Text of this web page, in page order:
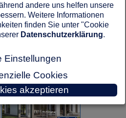
Musterhaus Wuppertal Hausnummer 13
andere uns helfen unsere
Weitere Informationen
finden Sie unter "Cookie
Datenschutzerklärung.
Einstellungen
Cookies
akzeptieren